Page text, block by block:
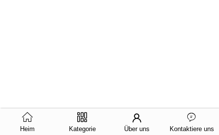
Heim Kategorie Über uns Kontaktiere uns